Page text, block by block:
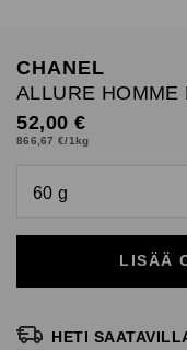
CHANEL
ALLURE
Original Price
52,00 €
866,67 €/1kg
LISÄÄ
null
HETI